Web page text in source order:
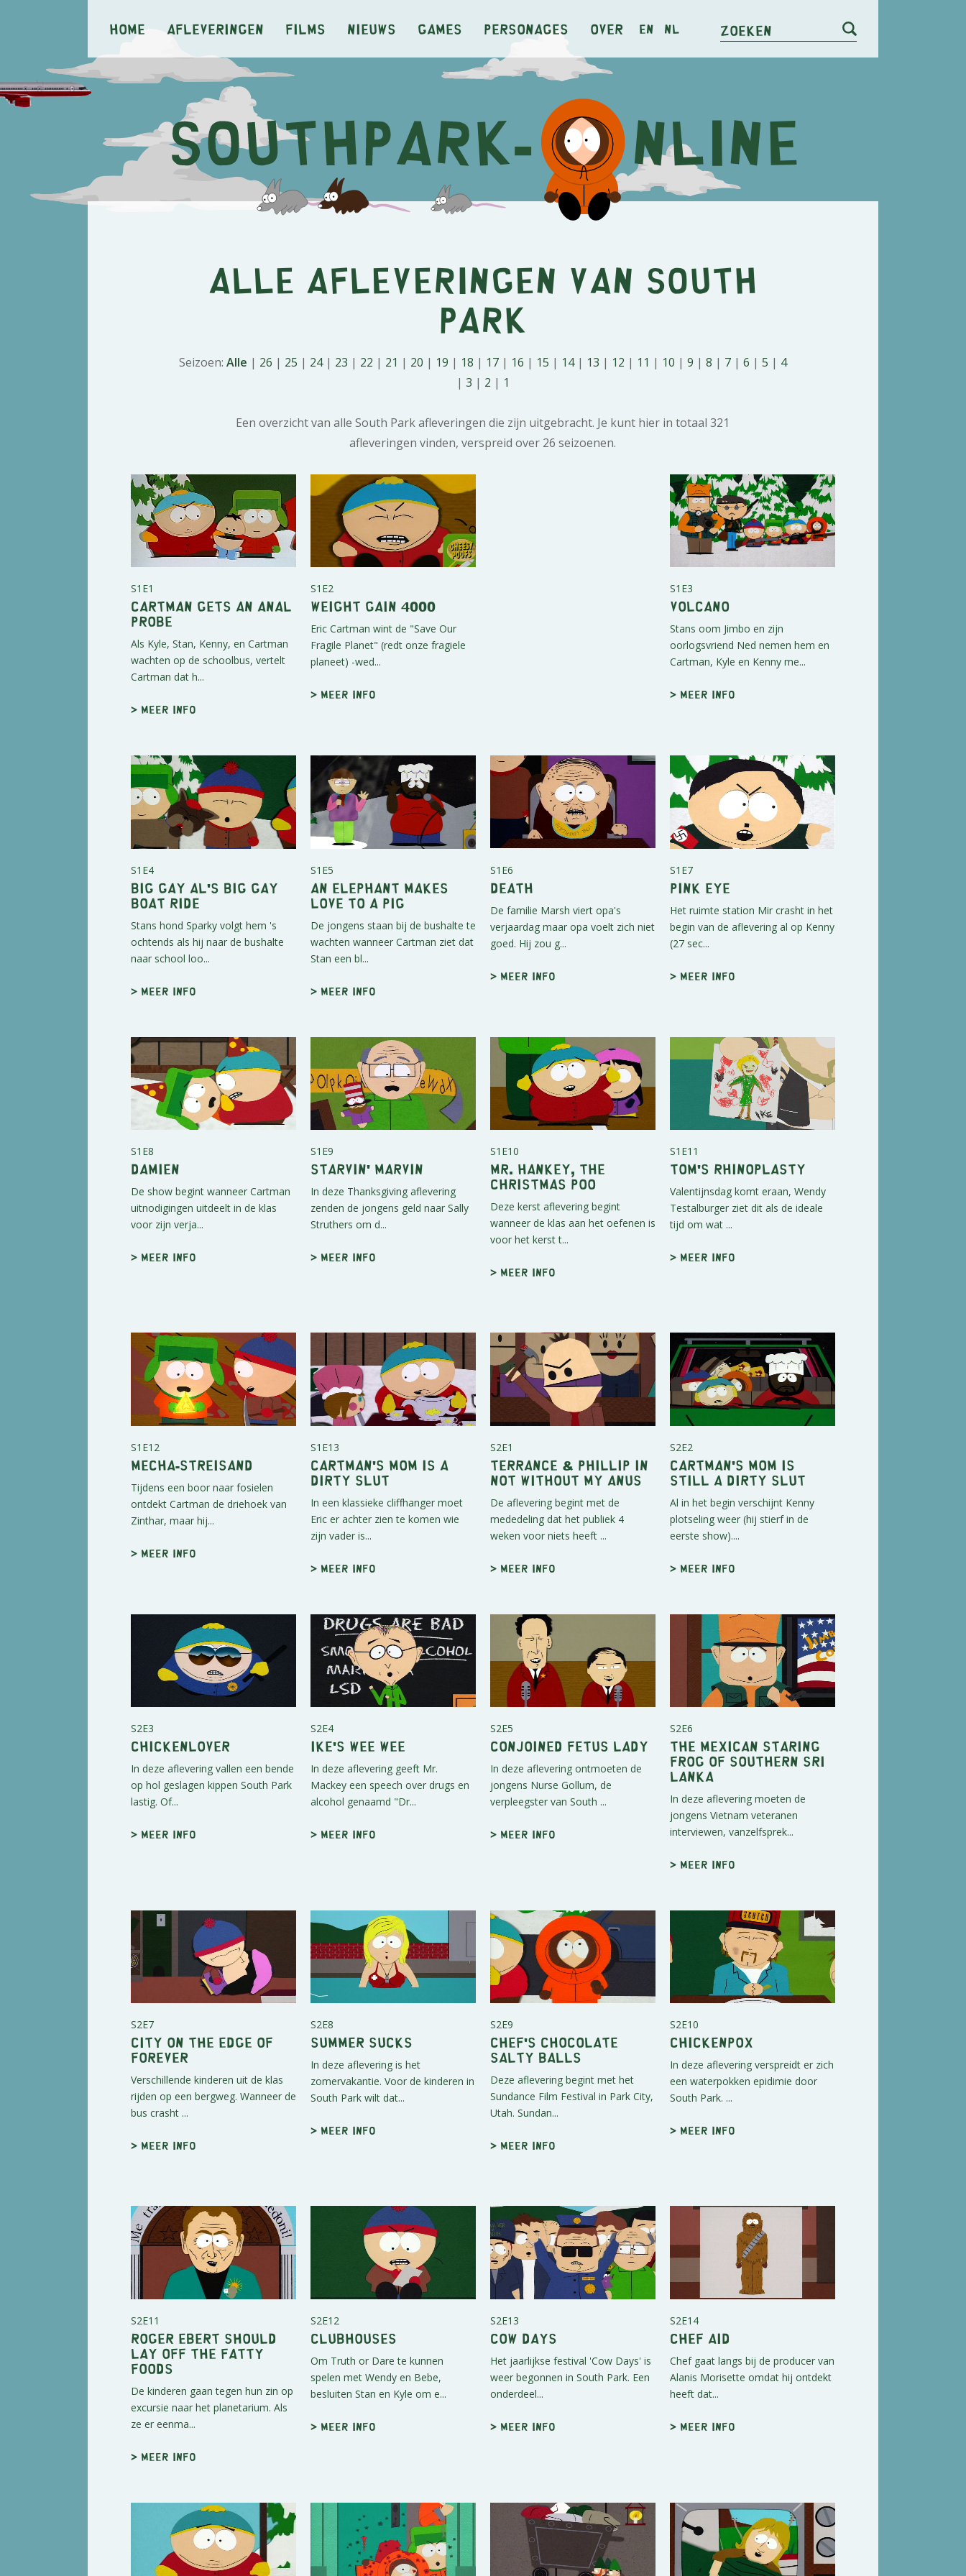
Home Afleveringen Films Nieuws Games Personages Over en nl Zoeken
Alle afleveringen van South
Park
Seizoen: Alle | 26 | 25 | 24 | 23 | 22 | 21 | 20 | 19 | 18 | 17 | 16 | 15 | 14 | 13 | 12 | 11 | 10 | 9 | 8 | 7 | 6 | 5 | 4
| 3 | 2 | 1
Een overzicht van alle South Park afleveringen die zijn uitgebracht. Je kunt hier in totaal 321
afleveringen vinden, verspreid over 26 seizoenen.
S1E1
Cartman Gets an Anal
Probe
Als Kyle, Stan, Kenny, en Cartman
wachten op de schoolbus, vertelt
Cartman dat h...
> Meer info
S1E2
Weight Gain 4000
Eric Cartman wint de "Save Our
Fragile Planet" (redt onze fragiele
planeet) -wed...
> Meer info
S1E3
Volcano
Stans oom Jimbo en zijn
oorlogsvriend Ned nemen hem en
Cartman, Kyle en Kenny me...
> Meer info
S1E4
Big Gay Al's Big Gay
Boat Ride
Stans hond Sparky volgt hem 's
ochtends als hij naar de bushalte
naar school loo...
> Meer info
S1E5
An Elephant Makes
Love to a Pig
De jongens staan bij de bushalte te
wachten wanneer Cartman ziet dat
Stan een bl...
> Meer info
S1E6
Death
De familie Marsh viert opa's
verjaardag maar opa voelt zich niet
goed. Hij zou g...
> Meer info
S1E7
Pink Eye
Het ruimte station Mir crasht in het
begin van de aflevering al op Kenny
(27 sec...
> Meer info
S1E8
Damien
De show begint wanneer Cartman
uitnodigingen uitdeelt in de klas
voor zijn verja...
> Meer info
S1E9
Starvin' Marvin
In deze Thanksgiving aflevering
zenden de jongens geld naar Sally
Struthers om d...
> Meer info
S1E10
Mr. Hankey, the
Christmas Poo
Deze kerst aflevering begint
wanneer de klas aan het oefenen is
voor het kerst t...
> Meer info
S1E11
Tom's Rhinoplasty
Valentijnsdag komt eraan, Wendy
Testalburger ziet dit als de ideale
tijd om wat ...
> Meer info
S1E12
Mecha-Streisand
Tijdens een boor naar fosielen
ontdekt Cartman de driehoek van
Zinthar, maar hij...
> Meer info
S1E13
Cartman's Mom is a
Dirty Slut
In een klassieke cliffhanger moet
Eric er achter zien te komen wie
zijn vader is...
> Meer info
S2E1
Terrance & Phillip in
Not Without My Anus
De aflevering begint met de
mededeling dat het publiek 4
weken voor niets heeft ...
> Meer info
S2E2
Cartman's Mom is
Still a Dirty Slut
Al in het begin verschijnt Kenny
plotseling weer (hij stierf in de
eerste show)....
> Meer info
S2E3
Chickenlover
In deze aflevering vallen een bende
op hol geslagen kippen South Park
lastig. Of...
> Meer info
S2E4
Ike's Wee Wee
In deze aflevering geeft Mr.
Mackey een speech over drugs en
alcohol genaamd "Dr...
> Meer info
S2E5
Conjoined Fetus Lady
In deze aflevering ontmoeten de
jongens Nurse Gollum, de
verpleegster van South ...
> Meer info
S2E6
The Mexican Staring
Frog of Southern Sri
Lanka
In deze aflevering moeten de
jongens Vietnam veteranen
interviewen, vanzelfsprek...
> Meer info
S2E7
City on the Edge of
Forever
Verschillende kinderen uit de klas
rijden op een bergweg. Wanneer de
bus crasht ...
> Meer info
S2E8
Summer Sucks
In deze aflevering is het
zomervakantie. Voor de kinderen in
South Park wilt dat...
> Meer info
S2E9
Chef's Chocolate
Salty Balls
Deze aflevering begint met het
Sundance Film Festival in Park City,
Utah. Sundan...
> Meer info
S2E10
Chickenpox
In deze aflevering verspreidt er zich
een waterpokken epidimie door
South Park. ...
> Meer info
S2E11
Roger Ebert Should
Lay Off the Fatty
Foods
De kinderen gaan tegen hun zin op
excursie naar het planetarium. Als
ze er eenma...
> Meer info
S2E12
Clubhouses
Om Truth or Dare te kunnen
spelen met Wendy en Bebe,
besluiten Stan en Kyle om e...
> Meer info
S2E13
Cow Days
Het jaarlijkse festival 'Cow Days' is
weer begonnen in South Park. Een
onderdeel...
> Meer info
S2E14
Chef Aid
Chef gaat langs bij de producer van
Alanis Morisette omdat hij ontdekt
heeft dat...
> Meer info